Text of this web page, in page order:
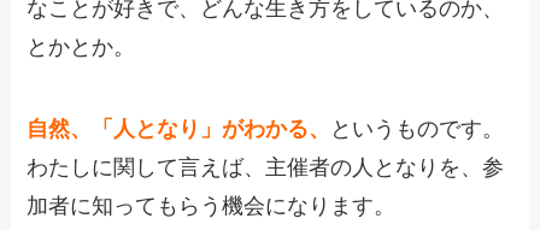
なことが好きで、どんな生き方をしているのか、
とかとか。
自然、 「人となり」がわかる、
というものです。
わたしに関して言えば、主催者の人となりを、参
加者に知ってもらう機会になります。